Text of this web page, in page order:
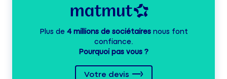
Plus de 4 millions de sociétairesnous font
confiance.
Pourquoi pas vous ?
Votre devis